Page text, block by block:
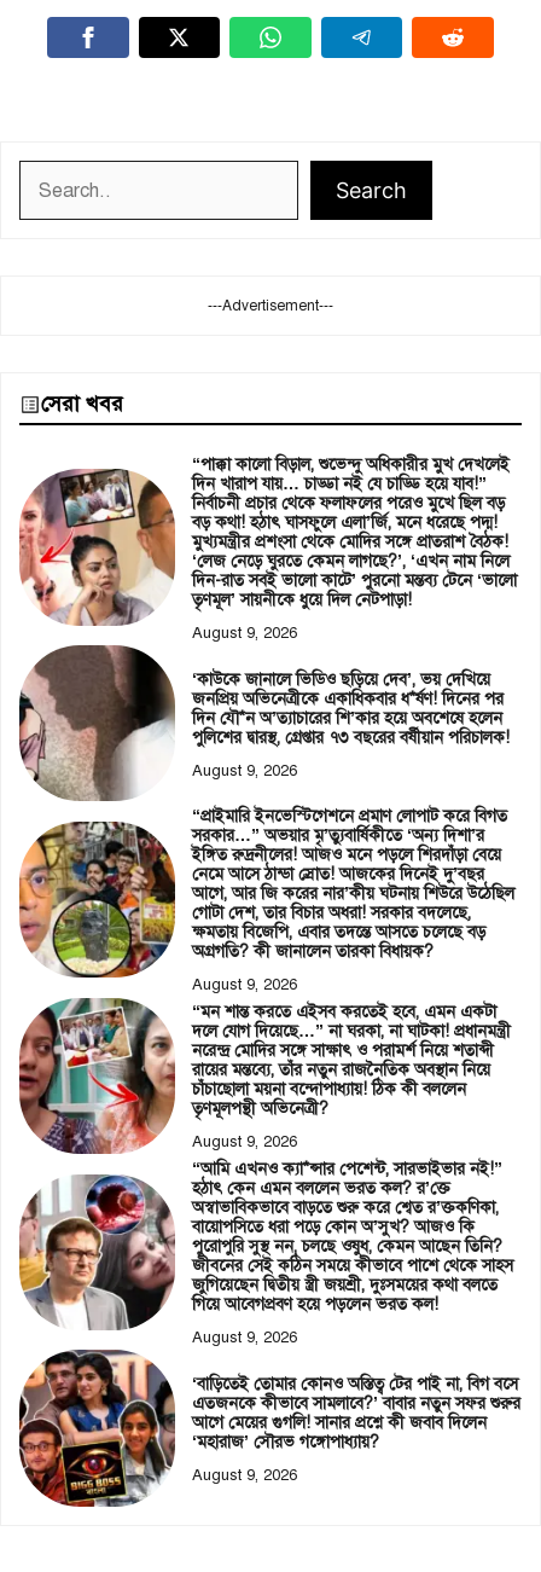
Search
---Advertisement---
সেরা খবর
“পাক্কা কালো বিড়াল, শুভেন্দু অধিকারীর মুখ দেখলেই
দিন খারাপ যায়… চাড্ডা নই যে চাড্ডি হয়ে যাব!”
নির্বাচনী প্রচার থেকে ফলাফলের পরেও মুখে ছিল বড়
বড় কথা! হঠাৎ ঘাসফুলে এলা’র্জি, মনে ধরেছে পদ্ম!
মুখ্যমন্ত্রীর প্রশংসা থেকে মোদির সঙ্গে প্রাতরাশ বৈঠক!
‘লেজ নেড়ে ঘুরতে কেমন লাগছে?’, ‘এখন নাম নিলে
দিন-রাত সবই ভালো কাটে’ পুরনো মন্তব্য টেনে ‘ভালো
তৃণমূল’ সায়নীকে ধুয়ে দিল নেটপাড়া!
August 9, 2026
‘কাউকে জানালে ভিডিও ছড়িয়ে দেব’, ভয় দেখিয়ে
জনপ্রিয় অভিনেত্রীকে একাধিকবার ধ*র্ষণ! দিনের পর
দিন যৌ*ন অ’ত্যাচারের শি’কার হয়ে অবশেষে হলেন
পুলিশের দ্বারস্থ, গ্রেপ্তার ৭৩ বছরের বর্ষীয়ান পরিচালক!
August 9, 2026
“প্রাইমারি ইনভেস্টিগেশনে প্রমাণ লোপাট করে বিগত
সরকার…” অভয়ার মৃ’ত্যুবার্ষিকীতে ‘অন্য দিশা’র
ইঙ্গিত রুদ্রনীলের! আজও মনে পড়লে শিরদাঁড়া বেয়ে
নেমে আসে ঠান্ডা স্রোত! আজকের দিনেই দু’বছর
আগে, আর জি করের নার’কীয় ঘটনায় শিউরে উঠেছিল
গোটা দেশ, তার বিচার অধরা! সরকার বদলেছে,
ক্ষমতায় বিজেপি, এবার তদন্তে আসতে চলেছে বড়
অগ্রগতি? কী জানালেন তারকা বিধায়ক?
August 9, 2026
“মন শান্ত করতে এইসব করতেই হবে, এমন একটা
দলে যোগ দিয়েছে…” না ঘরকা, না ঘাটকা! প্রধানমন্ত্রী
নরেন্দ্র মোদির সঙ্গে সাক্ষাৎ ও পরামর্শ নিয়ে শতাব্দী
রায়ের মন্তব্যে, তাঁর নতুন রাজনৈতিক অবস্থান নিয়ে
চাঁচাছোলা ময়না বন্দোপাধ্যায়! ঠিক কী বললেন
তৃণমূলপন্থী অভিনেত্রী?
August 9, 2026
“আমি এখনও ক্যা*ন্সার পেশেন্ট, সারভাইভার নই!”
হঠাৎ কেন এমন বললেন ভরত কল? র’ক্তে
অস্বাভাবিকভাবে বাড়তে শুরু করে শ্বেত র’ক্তকণিকা,
বায়োপসিতে ধরা পড়ে কোন অ’সুখ? আজও কি
পুরোপুরি সুস্থ নন, চলছে ওষুধ, কেমন আছেন তিনি?
জীবনের সেই কঠিন সময়ে কীভাবে পাশে থেকে সাহস
জুগিয়েছেন দ্বিতীয় স্ত্রী জয়শ্রী, দুঃসময়ের কথা বলতে
গিয়ে আবেগপ্রবণ হয়ে পড়লেন ভরত কল!
August 9, 2026
‘বাড়িতেই তোমার কোনও অস্তিত্ব টের পাই না, বিগ বসে
এতজনকে কীভাবে সামলাবে?’ বাবার নতুন সফর শুরুর
আগে মেয়ের গুগলি! সানার প্রশ্নে কী জবাব দিলেন
‘মহারাজ’ সৌরভ গঙ্গোপাধ্যায়?
August 9, 2026